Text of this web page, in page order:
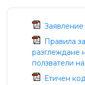
Правила
разглеждане
ползватели
Етичен